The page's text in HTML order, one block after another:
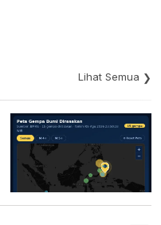
Lihat Semua